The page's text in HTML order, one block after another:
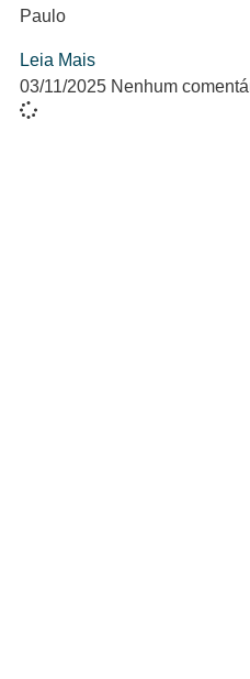
Paulo
Leia Mais
03/11/2025 Nenhum